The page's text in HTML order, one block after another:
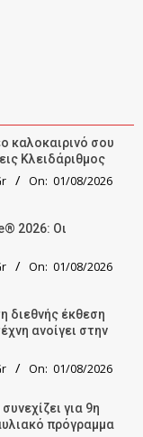
καλοκαιρινό σου
Κλειδάριθμος
On: 01/08/2026
2026: Οι
On: 01/08/2026
διεθνής έκθεση
ανοίγει στην
On: 01/08/2026
για 9η
πρόγραμμα